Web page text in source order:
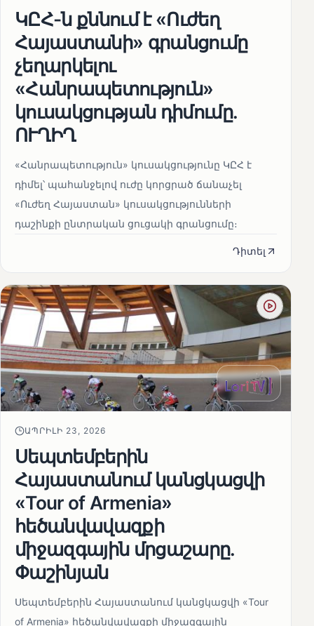
ԿԸՀ-ն քննում է «Ուժեղ
Հայաստանի» գրանցումը
չեղարկելու
«Հանրապետություն»
կուսակցության դիմումը.
ՈՒՂԻՂ
«Հանրապետություն» կուսակցությունը ԿԸՀ է
դիմել՝ պահանջելով ուժը կորցրած ճանաչել
«Ուժեղ Հայաստան» կուսակցությունների
դաշինքի ընտրական ցուցակի գրանցումը։
Դիտել
ԱՊՐԻԼԻ 23, 2026
Սեպտեմբերին
Հայաստանում կանցկացվի
«Tour of Armenia»
հեծանվավազքի
միջազգային մրցաշարը.
Փաշինյան
Սեպտեմբերին Հայաստանում կանցկացվի «Tour
of Armenia» հեծանվավազքի միջազգային